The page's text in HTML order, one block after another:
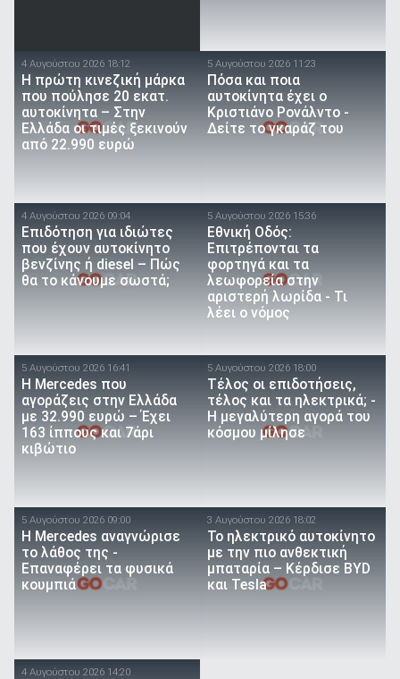
4 Αυγούστου 2026 18:12
Η πρώτη κινεζική μάρκα
που πούλησε 20 εκατ.
αυτοκίνητα – Στην
Ελλάδα οι τιμές ξεκινούν
από 22.990 ευρώ
5 Αυγούστου 2026 11:23
Πόσα και ποια
αυτοκίνητα έχει ο
Κριστιάνο Ρονάλντο -
Δείτε το γκαράζ του
4 Αυγούστου 2026 09:04
Επιδότηση για ιδιώτες
που έχουν αυτοκίνητο
βενζίνης ή diesel – Πώς
θα το κάνουμε σωστά;
5 Αυγούστου 2026 15:36
Εθνική Οδός:
Επιτρέπονται τα
φορτηγά και τα
λεωφορεία στην
αριστερή λωρίδα - Τι
λέει ο νόμος
5 Αυγούστου 2026 16:41
Η Mercedes που
αγοράζεις στην Ελλάδα
με 32.990 ευρώ – Έχει
163 ίππους και 7άρι
κιβώτιο
5 Αυγούστου 2026 18:00
Τέλος οι επιδοτήσεις,
τέλος και τα ηλεκτρικά; -
Η μεγαλύτερη αγορά του
κόσμου μίλησε
5 Αυγούστου 2026 09:00
Η Mercedes αναγνώρισε
το λάθος της -
Επαναφέρει τα φυσικά
κουμπιά
3 Αυγούστου 2026 18:02
Το ηλεκτρικό αυτοκίνητο
με την πιο ανθεκτική
μπαταρία – Κέρδισε BYD
και Tesla
4 Αυγούστου 2026 14:20